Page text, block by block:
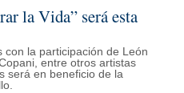
la Vida” será esta
con la participación de León
entre otros artistas
será en beneficio de la